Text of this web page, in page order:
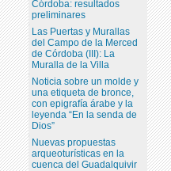
Córdoba: resultados
preliminares
Las Puertas y Murallas
del Campo de la Merced
de Córdoba (III): La
Muralla de la Villa
Noticia sobre un molde y
una etiqueta de bronce,
con epigrafía árabe y la
leyenda “En la senda de
Dios”
Nuevas propuestas
arqueoturísticas en la
cuenca del Guadalquivir